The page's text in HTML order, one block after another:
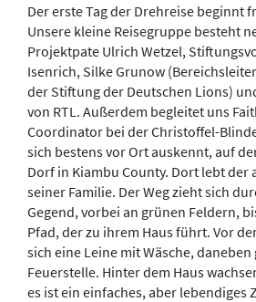
Der erste Tag der Drehreise beginnt
Unsere kleine Reisegruppe besteht
Projektpate Ulrich Wetzel,
Isenrich, Silke Grunow
der Stiftung der Deutschen Lions)
von RTL. Außerdem begleitet uns
Coordinator bei der Christoffel-
sich bestens vor Ort auskennt, auf
Dorf in Kiambu County. Dort lebt der
seiner Familie. Der Weg zieht sich
Gegend, vorbei an grünen Feldern,
Pfad, der zu ihrem Haus führt. Vor
sich eine Leine mit Wäsche,
Feuerstelle. Hinter dem Haus
es ist ein einfaches, aber lebendiges